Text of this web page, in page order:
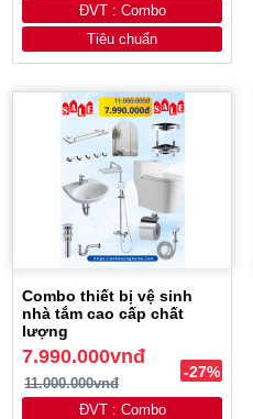
ĐVT : Combo
Tiêu chuẩn
Combo thiết bị vệ sinh
nhà tắm cao cấp chất
lượng
7.990.000vnđ
11.000.000vnđ
-27%
ĐVT : Combo